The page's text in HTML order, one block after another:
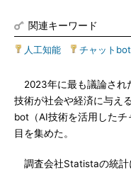
関連キーワード
人工知能 チャットbot
2023年に最も議論され
技術が社会や経済に与え
bot（AI技術を活用した
目を集めた。
調査会社Statistaの統計